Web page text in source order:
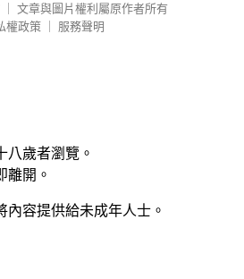
文章與圖片權利屬原作者所有
權政策
服務聲明
八歲者瀏覽。
離開。
內容提供給未成年人士。